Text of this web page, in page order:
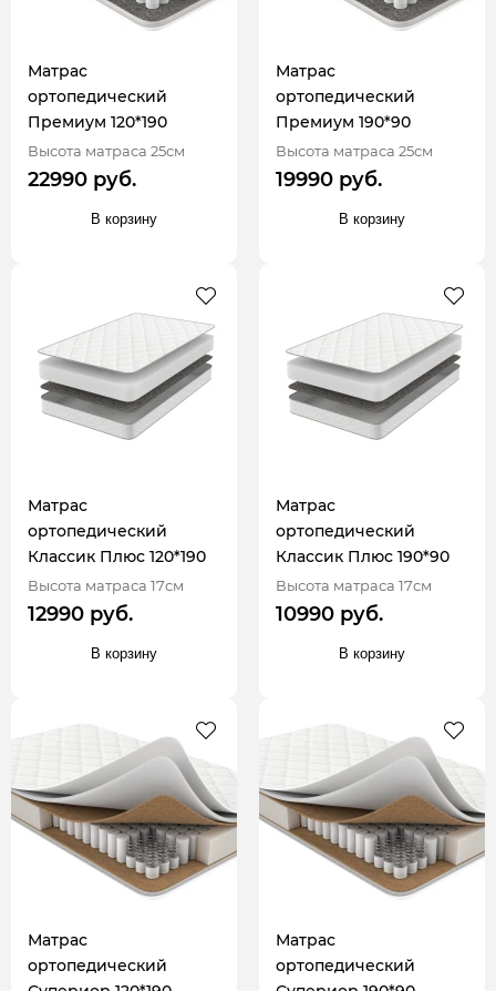
Матрас
ортопедический
Премиум 120*190
Высота матраса 25см
22990 руб.
В корзину
Матрас
ортопедический
Премиум 190*90
Высота матраса 25см
19990 руб.
В корзину
Матрас
ортопедический
Классик Плюс 120*190
Высота матраса 17см
12990 руб.
В корзину
Матрас
ортопедический
Классик Плюс 190*90
Высота матраса 17см
10990 руб.
В корзину
Матрас
ортопедический
Матрас
ортопедический